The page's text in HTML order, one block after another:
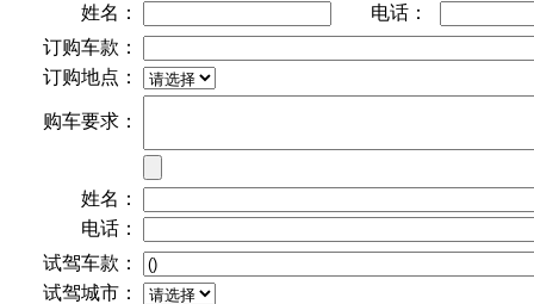
姓名：
电话：
订购车款：
订购地点：
购车要求：
姓名：
电话：
试驾车款：
试驾城市：